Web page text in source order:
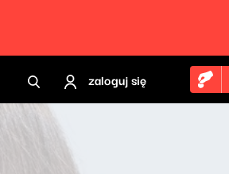
zaloguj się